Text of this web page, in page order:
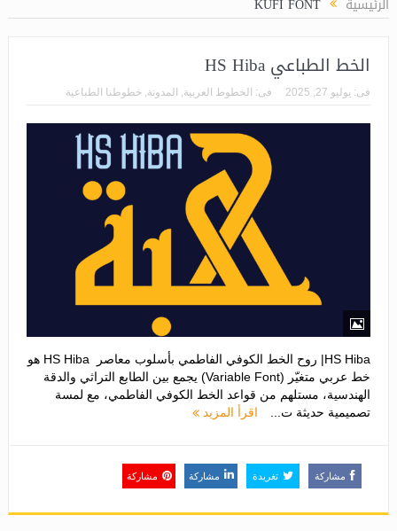
الخط الطباعي HS Hiba
فى: يوليو 27, 2025 فى: الخطوط العربية المدونة خطوطنا الطباعية
HS Hiba| روح الخط الكوفي الفاطمي بأسلوب معاصر HS Hiba هو
خط عربي متغيّر (Variable Font) يجمع بين الطابع التراثي والدقة
الهندسية، مستلهم من قواعد الخط الكوفي الفاطمي، مع لمسة
تصميمية حديثة ت...
اقرأ المزيد
مشاركة تغريدة مشاركة مشاركة